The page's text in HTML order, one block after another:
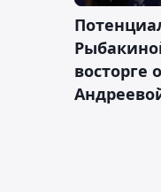
восторге